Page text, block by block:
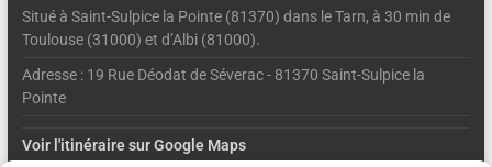
Situé à Saint-Sulpice la Pointe (81370) dans le Tarn, à 30 min de
Toulouse (31000) et d’Albi (81000).
Adresse : 19 Rue Déodat de Séverac - 81370 Saint-Sulpice la
Pointe
Voir l'itinéraire sur Google Maps